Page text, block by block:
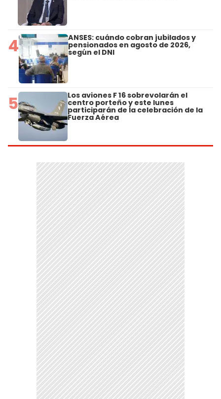
4 ANSES: cuándo cobran jubilados y
pensionados en agosto de 2026,
según el DNI
5 Los aviones F 16 sobrevolarán el
centro porteño y este lunes
participarán de la celebración de la
Fuerza Aérea